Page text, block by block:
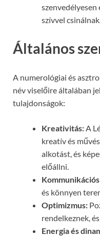
szívvel
Általános
A numerológiai és
név viselőire általában
tulajdonságok:
Kreativitás: A
kreatív és
alkotást, és
előállni.
és könnyen
Optimizmus:
rendelkeznek,
Energia és